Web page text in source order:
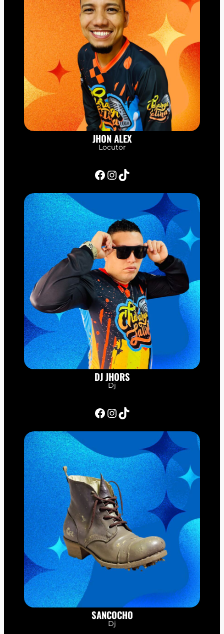
JHON ALEX
Locutor
Facebook InstagramTikTok
DJ JHORS
Dj
Facebook InstagramTikTok
SANCOCHO
Dj